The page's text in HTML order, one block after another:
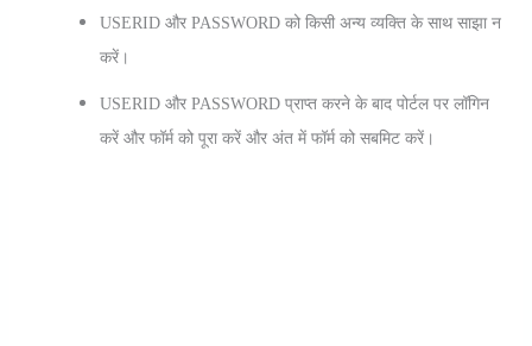
USERID और PASSWORD को किसी अन्य व्यक्ति के साथ साझा न
करें।
USERID और PASSWORD प्राप्त करने के बाद पोर्टल पर लॉगिन
करें और फॉर्म को पूरा करें और अंत में फॉर्म को सबमिट करें।